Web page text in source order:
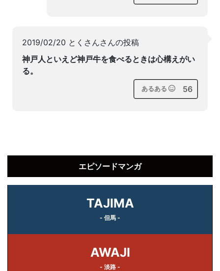
2019/02/20 とくさんさんの投稿
神戸人といえど神戸牛を食べるときは心構えがい
る。
あるある 56
エピソードマンガ
TAJIMA
- 但馬 -
AWAJI
- 淡路 -